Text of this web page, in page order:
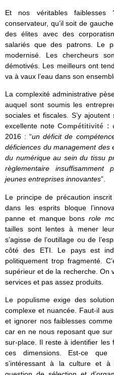
Et nos véritables
conservateur, qu’il soit de
des élites avec des
salariés que des patrons. Le
modernisé. Les chercheurs
démotivés. Les meilleurs ont
va à vaux l’eau dans son
La complexité administrative
auquel sont soumis les
sociales et fiscales. S’y
excellente noteCompétitivité :
2016 : “un déficit de
déficiences du management des
du numérique au sein du tissu
règlementaire insuffisamment
jeunes entreprises innovantes”.
Le principe de précaution
dans les esprits bloque
panne et manque bonsrole
tailles sont lentes à mener
s’agisse de l’outillage ou de
côté des ETI. Le pays est
politiquement trop fragmenté.
supérieur et de la recherche. On
services et pas assez produits.
Le populisme exige des
complexe et nuancée. Faut-il
et ignorer nos faiblesses
car en ne nous reposant que
sur-place. Il reste à identifier les
ces dimensions. Est-ce
s’intéressant à la culture et à